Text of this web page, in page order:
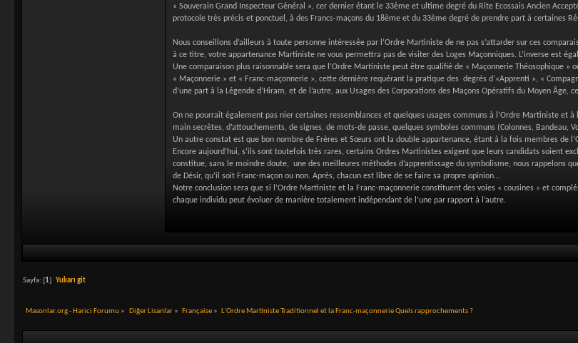
« Souverain Grand Inspecteur Général », cer dernier étant le 33ème et ultime degré du Rite Ecossais Ancien
protocole très précis et ponctuel, à des Francs-maçons du 18ème et du 33ème degré de prendre part à certaines
Nous conseillons d’ailleurs à toute personne intéressée par l’Ordre Martiniste de ne pas s’attarder sur ces
à ce titre, votre appartenance Martiniste ne vous permettra pas de visiter des Loges Maçonniques. L’inverse est
Une comparaison plus raisonnable sera que l’Ordre Martiniste peut être qualifié de « Maçonnerie Théosophique
« Maçonnerie » et « Franc-maçonnerie », cette dernière requérant la pratique des degrés d’«Apprenti », «
d’une part à la Légende d’Hiram, et de l’autre, aux Usages des Corporations des Maçons Opératifs du Moyen Âge,
On ne pourrait également pas nier certaines ressemblances et quelques usages communs à l’Ordre Martiniste et
main secrètes, d’attouchements, de signes, de mots-de passe, quelques symboles communs (Colonnes, Bandeau,
Un autre constat est que bon nombre de Frères et Sœurs ont la double appartenance, étant à la fois membres de
Encore aujourd’hui, s’ils sont toutefois très rares, certains Ordres Martinistes exigent que leurs candidats soient
constitue, sans le moindre doute, une des meilleures méthodes d’apprentissage du symbolisme, nous rappelons
de Désir, qu’il soit Franc-maçon ou non. Après, chacun est libre de se faire sa propre opinion…
Notre conclusion sera que si l’Ordre Martiniste et la Franc-maçonnerie constituent des voies « cousines » et
chaque individu peut évoluer de manière totalement indépendant de l’une par rapport à l’autre.
Sayfa: [1]Yukarı git
Masonlar.org - Harici Forumu » Diğer Lisanlar» Française » L'Ordre Martiniste Traditionnel et la Franc-maçonnerie Quels rapprochements ?